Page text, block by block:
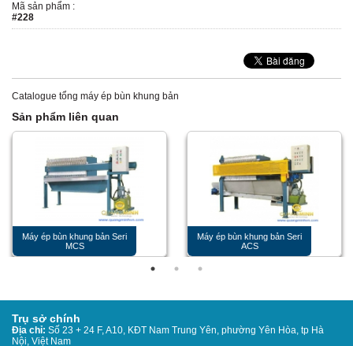
Mã sản phẩm :
#228
Catalogue tổng máy ép bùn khung bản
Sản phẩm liên quan
Máy ép bùn khung bản Seri
MCS
Máy ép bùn khung bản Seri
ACS
Trụ sở chính
Địa chỉ: Số 23 + 24 F, A10, KĐT Nam Trung Yên, phường Yên Hòa, tp Hà
Nội, Việt Nam